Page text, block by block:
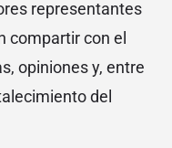
representantes
compartir con el
opiniones y, entre
del